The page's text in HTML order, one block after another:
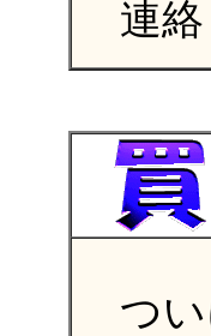
連絡
つ